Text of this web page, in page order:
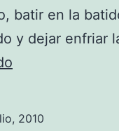
batir en la
y dejar enfriar
2010